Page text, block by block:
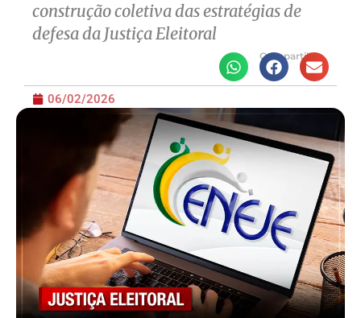
construção coletiva das estratégias de
defesa da Justiça Eleitoral
Compartilhe
06/02/2026